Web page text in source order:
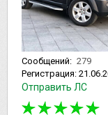
Сообщений: 279
Регистрация:
Отправить ЛС